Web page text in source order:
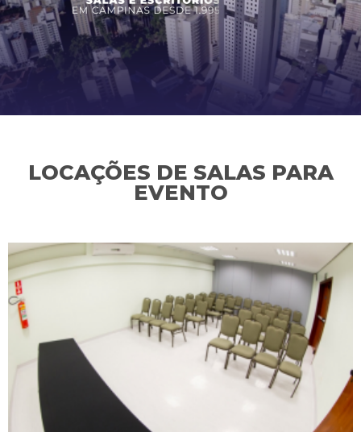
LOCAÇÕES DE SALAS PARA
EVENTO
L4
L5